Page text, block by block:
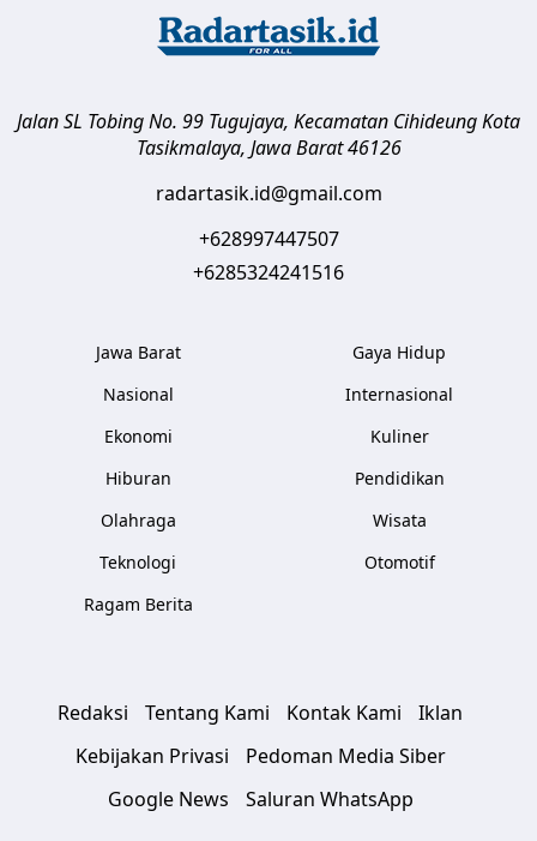
Jalan SL Tobing No. 99 Tugujaya, Kecamatan CihideungKota
Tasikmalaya, Jawa Barat 46126
radartasik.id@gmail.com
+628997447507
+6285324241516
Jawa Barat
Nasional
Ekonomi
Hiburan
Olahraga
Teknologi
Ragam Berita
Gaya Hidup
Internasional
Kuliner
Pendidikan
Wisata
Otomotif
Redaksi Tentang Kami Kontak Kami
Iklan
Kebijakan Privasi
Pedoman Media Siber
Google News
Saluran WhatsApp